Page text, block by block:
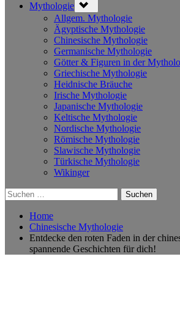
Mythologie sub-
menu
Allgem. Mythologie
Ägyptische Mythologie
Chinesische Mythologie
Germanische Mythologie
Götter & Figuren in der
Griechische Mythologie
Heidnische Bräuche
Irische Mythologie
Japanische Mythologie
Keltische Mythologie
Nordische Mythologie
Römische Mythologie
Slawische Mythologie
Türkische Mythologie
Wikinger
Suchen
nach:
Home
Chinesische Mythologie
Entdecke den roten Faden in der
spannende Geschichten für dich!